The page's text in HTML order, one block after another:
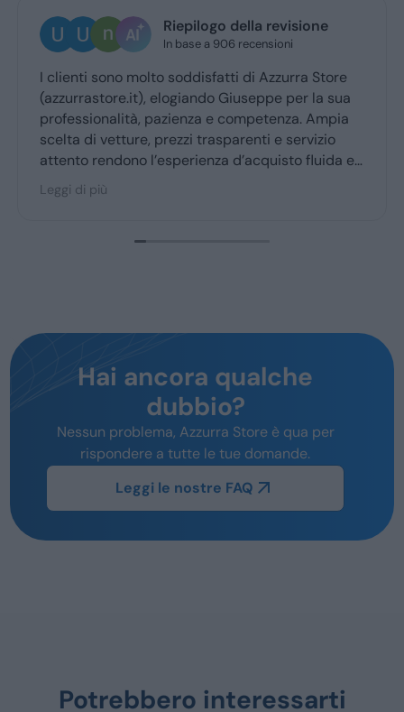
Riepilogo della revisione
In base a 906 recensioni
sono molto soddisfatti di Azzurra Store
elogiando Giuseppe per la sua
pazienza e competenza. Ampia
di vetture, prezzi trasparenti e servizio
rendono l’esperienza d’acquisto fluida e
per la maggior parte degli utenti.
di più
Hai ancora qualche
dubbio?
Nessun problema, Azzurra Store è qua per
rispondere a tutte le tue domande.
Leggi le nostre FAQ
Potrebbero interessarti